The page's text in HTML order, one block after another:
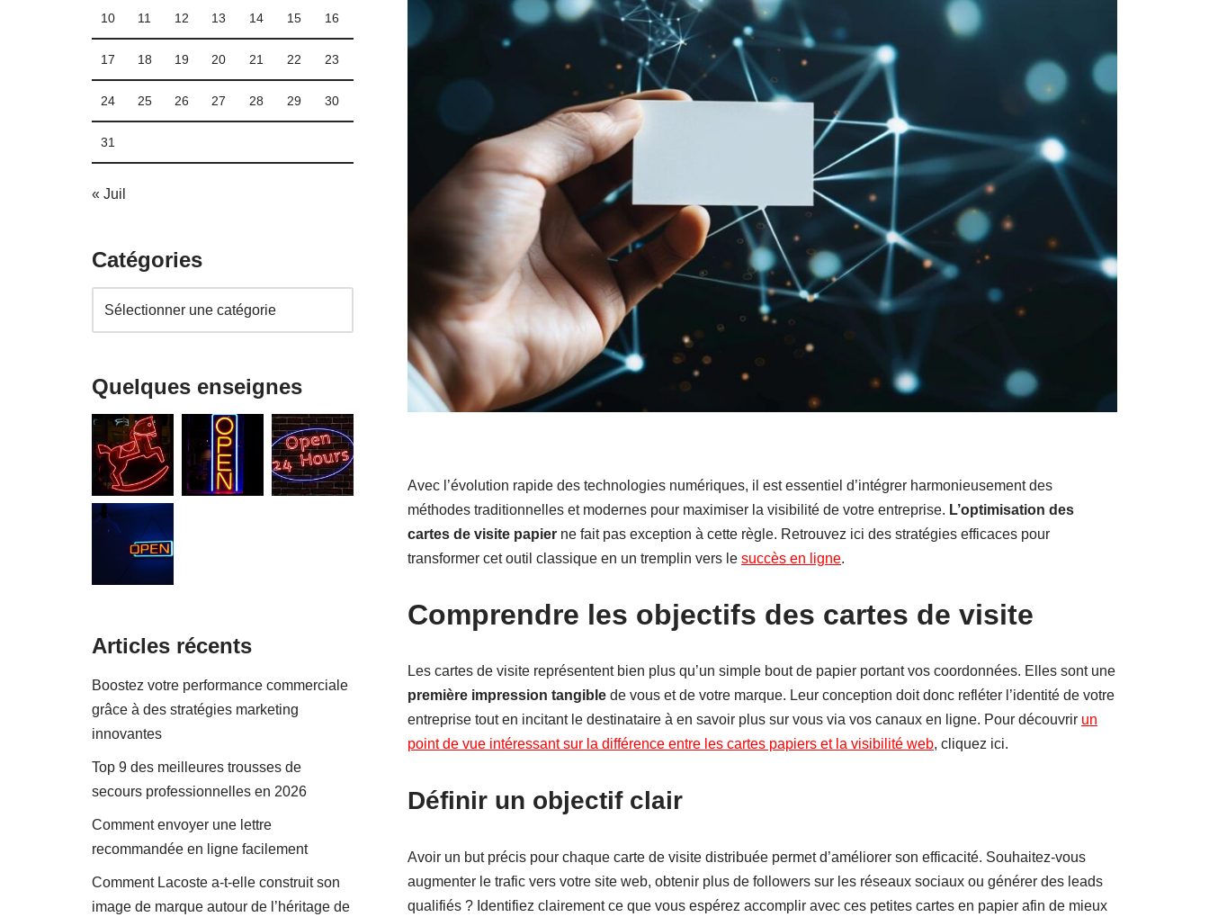
10 11 12 13 14 15 16
17 18 19 20 21 22 23
24 25 26 27 28 29 30
31
« Juil
Catégories
Quelques enseignes
Articles récents
Boostez votre performance commerciale
grâce à des stratégies marketing
innovantes
Top 9 des meilleures trousses de
secours professionnelles en 2026
Comment envoyer une lettre
recommandée en ligne facilement
Comment Lacoste a-t-elle construit son
image de marque autour de l’héritage de
Avec l’évolution rapide des technologies numériques, il est essentiel d’intégrer harmonieusement des
méthodes traditionnelles et modernes pour maximiser la visibilité de votre entreprise. L’optimisation des
cartes de visite papier ne fait pas exception à cette règle. Retrouvez ici des stratégies efficaces pour
transformer cet outil classique en un tremplin vers le succès en ligne.
Comprendre les objectifs des cartes de visite
Les cartes de visite représentent bien plus qu’un simple bout de papier portant vos coordonnées. Elles sont une
première impression tangible de vous et de votre marque. Leur conception doit donc refléter l’identité de votre
entreprise tout en incitant le destinataire à en savoir plus sur vous via vos canaux en ligne. Pour découvrir un
point de vue intéressant sur la différence entre les cartes papiers et la visibilité web, cliquez ici.
Définir un objectif clair
Avoir un but précis pour chaque carte de visite distribuée permet d’améliorer son efficacité. Souhaitez-vous
augmenter le trafic vers votre site web, obtenir plus de followers sur les réseaux sociaux ou générer des leads
qualifiés ? Identifiez clairement ce que vous espérez accomplir avec ces petites cartes en papier afin de mieux